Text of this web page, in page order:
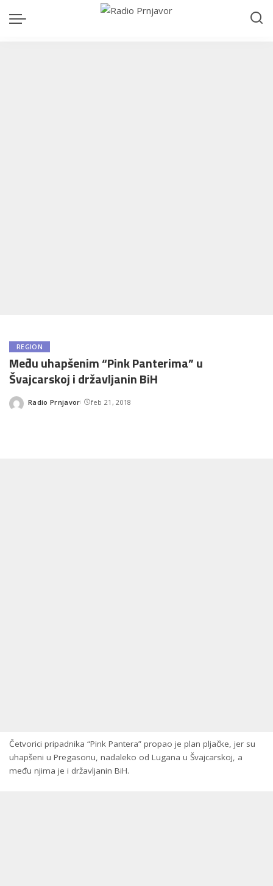
REGION
Među uhapšenim “Pink Panterima” u
Švajcarskoj i državljanin BiH
Posted
Radio Prnjavor feb 21, 2018
Četvorici pripadnika “Pink Pantera” propao je plan pljačke, jer su
uhapšeni u Pregasonu, nadaleko od Lugana u Švajcarskoj, a
među njima je i državljanin BiH.